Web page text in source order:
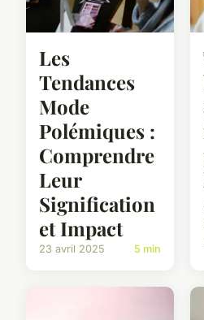
Les
Tendances
Mode
Polémiques :
Comprendre
Leur
Signification
et Impact
23 avril 2025 5 min